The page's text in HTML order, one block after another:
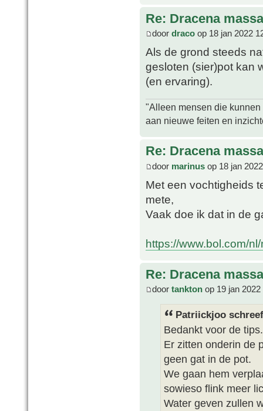
Re: Dracena
door draco op 18 jan 2022
Als de grond steeds
gesloten (sier)pot kan
(en ervaring).
"Alleen mensen die
aan nieuwe feiten en
Re: Dracena
door marinus op 18 jan
Met een vochtigheids
mete,
Vaak doe ik dat in de
https://www.bol.com/
Re: Dracena
door tankton op 19 jan 2022
Patriickjoo
Bedankt voor de tips.
Er zitten onderin de
geen gat in de pot.
We gaan hem
sowieso flink meer
Water geven zullen